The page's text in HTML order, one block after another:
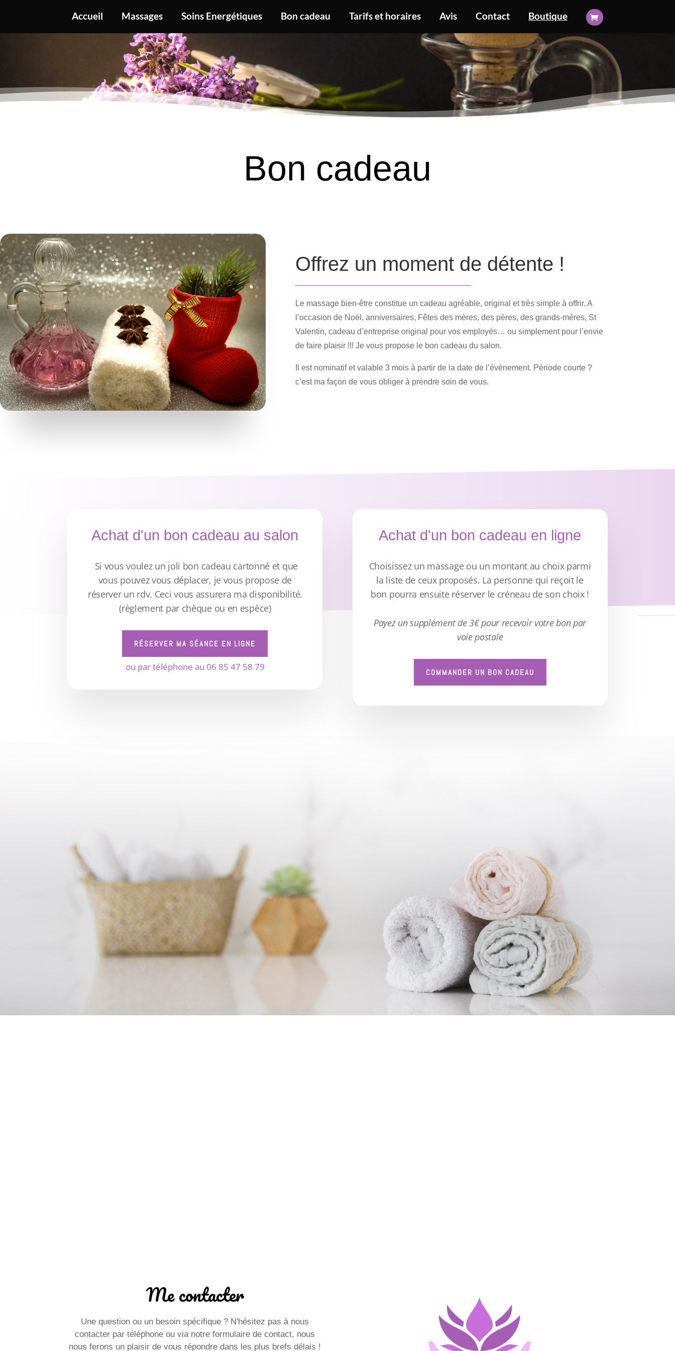
Accueil Massages Soins Energétiques Bon cadeau Tarifs et horaires Avis Contact Boutique
Bon cadeau
Offrez un moment de détente !
Le massage bien-être constitue un cadeau agréable, original et très simple à offrir. A
l’occasion de Noël, anniversaires, Fêtes des mères, des pères, des grands-mères, St
Valentin, cadeau d’entreprise original pour vos employés… ou simplement pour l’envie
de faire plaisir !!! Je vous propose le bon cadeau du salon.
Il est nominatif et valable 3 mois à partir de la date de l’évènement. Période courte ?
c’est ma façon de vous obliger à prendre soin de vous.
Achat d'un bon cadeau au salon
Si vous voulez un joli bon cadeau cartonné et que
vous pouvez vous déplacer, je vous propose de
réserver un rdv. Ceci vous assurera ma disponibilité.
(règlement par chèque ou en espèce)
RÉSERVER MA SÉANCE EN LIGNE
ou par téléphone au 06 85 47 58 79
Achat d'un bon cadeau en ligne
Choisissez un massage ou un montant au choix parmi
la liste de ceux proposés. La personne qui reçoit le
bon pourra ensuite réserver le créneau de son choix !
Payez un supplément de 3€ pour recevoir votre bon par
voie postale
COMMANDER UN BON CADEAU
Me contacter
Une question ou un besoin spécifique ? N'hésitez pas à nous
contacter par téléphone ou via notre formulaire de contact, nous
nous ferons un plaisir de vous répondre dans les plus brefs délais !